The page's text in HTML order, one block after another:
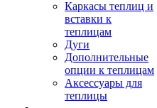
Каркасы теплиц и
вставки к
теплицам
Дуги
Дополнительные
опции к теплицам
Аксессуары для
теплицы